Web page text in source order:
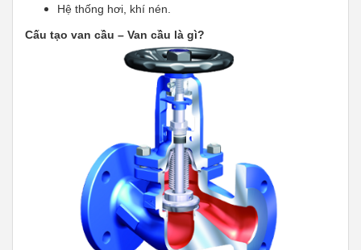
Hệ thống hơi, khí nén.
Cấu tạo van cầu – Van cầu là gì?